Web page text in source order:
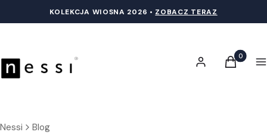
KOLEKCJA WIOSNA 2026 • ZOBACZ TERAZ
Zaloguj sięProdukty
Koszyk
Nessi Blog